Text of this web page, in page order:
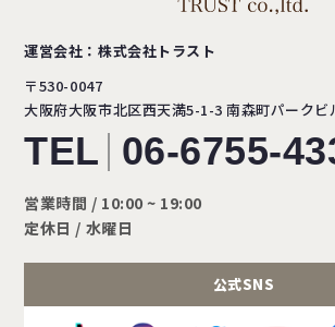
運営会社：株式会社トラスト
〒530-0047
大阪府大阪市北区西天満5-1-3南森町パークビ
TEL 06-6755-
営業時間 / 10:00 ~ 19:00
定休日 / 水曜日
公式SNS